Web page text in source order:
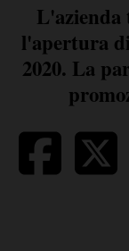
L'azienda
l'apertura
2020. La